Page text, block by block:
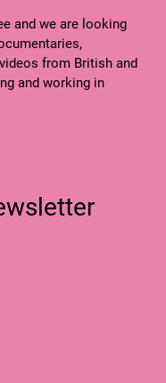
and we are looking
from British and
and working in